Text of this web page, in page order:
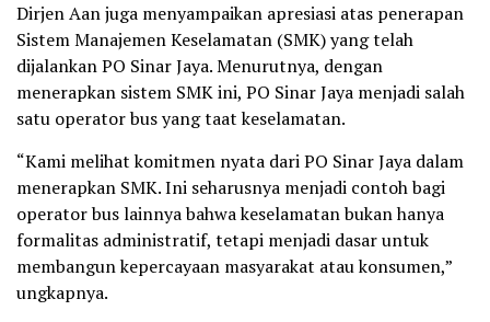
Dirjen Aan juga menyampaikan apresiasi atas penerapan
Sistem Manajemen Keselamatan (SMK) yang telah
dijalankan PO Sinar Jaya. Menurutnya, dengan
menerapkan sistem SMK ini, PO Sinar Jaya menjadi salah
satu operator bus yang taat keselamatan.
“Kami melihat komitmen nyata dari PO Sinar Jaya dalam
menerapkan SMK. Ini seharusnya menjadi contoh bagi
operator bus lainnya bahwa keselamatan bukan hanya
formalitas administratif, tetapi menjadi dasar untuk
membangun kepercayaan masyarakat atau konsumen,”
ungkapnya.